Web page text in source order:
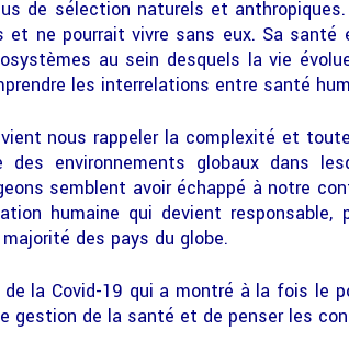
de sélection naturels et
ne pourrait vivre sans eux. Sa
au sein desquels la vie
les interrelations entre santé
nous rappeler la complexité et
des environnements globaux dans
semblent avoir échappé à notre
humaine qui devient
des pays du globe.
la Covid-19 qui a montré à la fois le
gestion de la santé et de penser les